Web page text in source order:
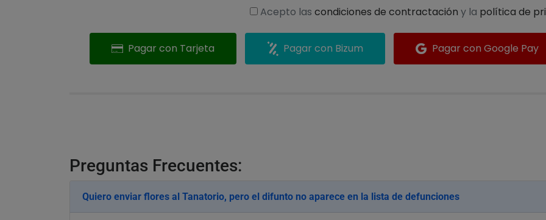
Acepto las condiciones de contractación y la política de
Pagar con Tarjeta Pagar con Bizum Pagar con Google Pay
Preguntas Frecuentes:
Quiero enviar flores al Tanatorio, pero el difunto no aparece en la lista de defunciones